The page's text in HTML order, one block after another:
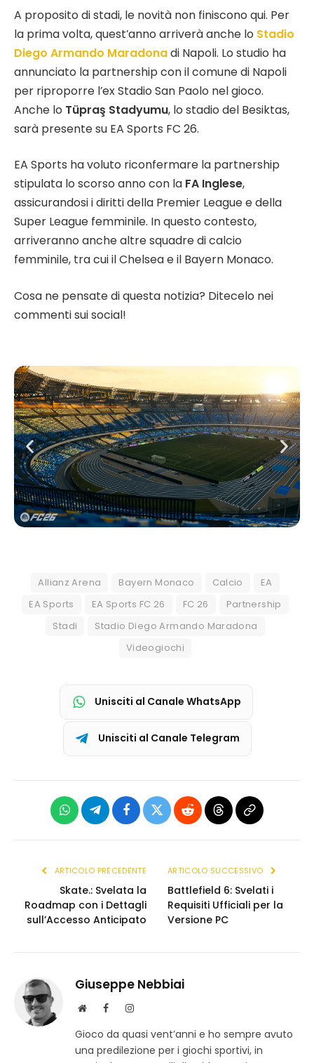
A proposito di stadi, le novità non finiscono qui. Per
la prima volta, quest’anno arriverà anche lo Stadio
Diego Armando Maradonadi Napoli. Lo studio ha
annunciato la partnership con il comune di Napoli
per riproporre l’ex Stadio San Paolo nel gioco.
Anche lo Tüpraş Stadyumu, lo stadio del Besiktas,
sarà presente su EA Sports FC 26.
EA Sports ha voluto riconfermare la partnership
stipulata lo scorso anno con la FA Inglese,
assicurandosi i diritti della Premier League e della
Super League femminile. In questo contesto,
arriveranno anche altre squadre di calcio
femminile, tra cui il Chelsea e il Bayern Monaco.
Cosa ne pensate di questa notizia? Ditecelo nei
commenti sui social!
Allianz Arena Bayern Monaco Calcio
EA
EA Sports
EA Sports FC 26 FC 26
Partnership
Stadi
Stadio Diego Armando Maradona
Videogiochi
Unisciti al Canale WhatsApp
Unisciti al Canale Telegram
WhatsAppTelegramFacebook
X
RedditThreadsCopia
ARTICOLO PRECEDENTE
Skate.: Svelata la
Roadmap con i Dettagli
sull’Accesso Anticipato
ARTICOLO SUCCESSIVO
Battlefield 6: Svelati i
Requisiti Ufficiali per la
Versione PC
Giuseppe Nebbiai
S
t
o
F
c
e
I
s
t
Gioco da quasi vent’anni e ho sempre avuto
una predilezione per i giochi sportivi, in